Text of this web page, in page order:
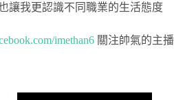
讓我更認識不同職業的生活態度
imethan6 關注帥氣的主播